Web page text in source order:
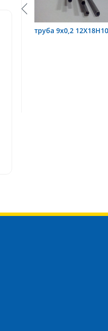
труба 75х1,5,